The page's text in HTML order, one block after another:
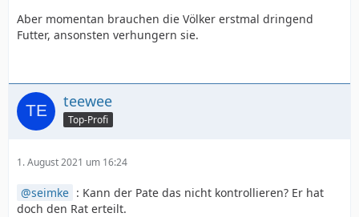
Aber momentan brauchen die Völker erstmal dringend
Futter, ansonsten verhungern sie.
teewee
Top-Profi
1. August 2021 um 16:24
seimke : Kann der Pate das nicht kontrollieren? Er hat
doch den Rat erteilt.